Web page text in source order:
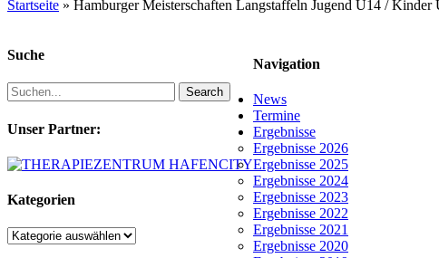
Startseite » Hamburger Meisterschaften Langstaffeln Jugend U14 / Kinder
Suche
Search
Unser Partner:
Kategorien
Kategorien
Navigation
News
Termine
Ergebnisse
Ergebnisse 2026
Ergebnisse 2025
Ergebnisse 2024
Ergebnisse 2023
Ergebnisse 2022
Ergebnisse 2021
Ergebnisse 2020